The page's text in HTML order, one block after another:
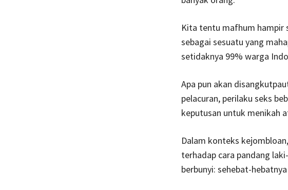
Kita tentu mafhum hampir
sebagai sesuatu yang
setidaknya 99% warga
Apa pun akan
pelacuran, perilaku seks
keputusan untuk menikah
Dalam konteks
terhadap cara pandang
berbunyi: sehebat-